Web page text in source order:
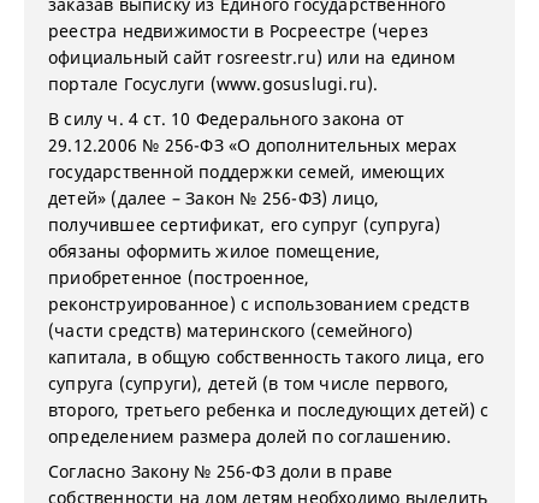
реестра недвижимости в Росреестре (через
официальный сайт rosreestr.ru) или на едином
портале Госуслуги (www.gosuslugi.ru).
В силу ч. 4 ст. 10 Федерального закона от
29.12.2006 № 256-ФЗ «О дополнительных мерах
государственной поддержки семей, имеющих
детей» (далее – Закон № 256-ФЗ) лицо,
получившее сертификат, его супруг (супруга)
обязаны оформить жилое помещение,
приобретенное (построенное,
реконструированное) с использованием средств
(части средств) материнского (семейного)
капитала, в общую собственность такого лица, его
супруга (супруги), детей (в том числе первого,
второго, третьего ребенка и последующих детей) с
определением размера долей по соглашению.
Согласно Закону № 256-ФЗ доли в праве
собственности на дом детям необходимо выделить